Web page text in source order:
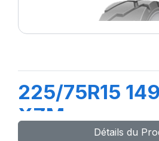
225/75R15
XZM
Détails du